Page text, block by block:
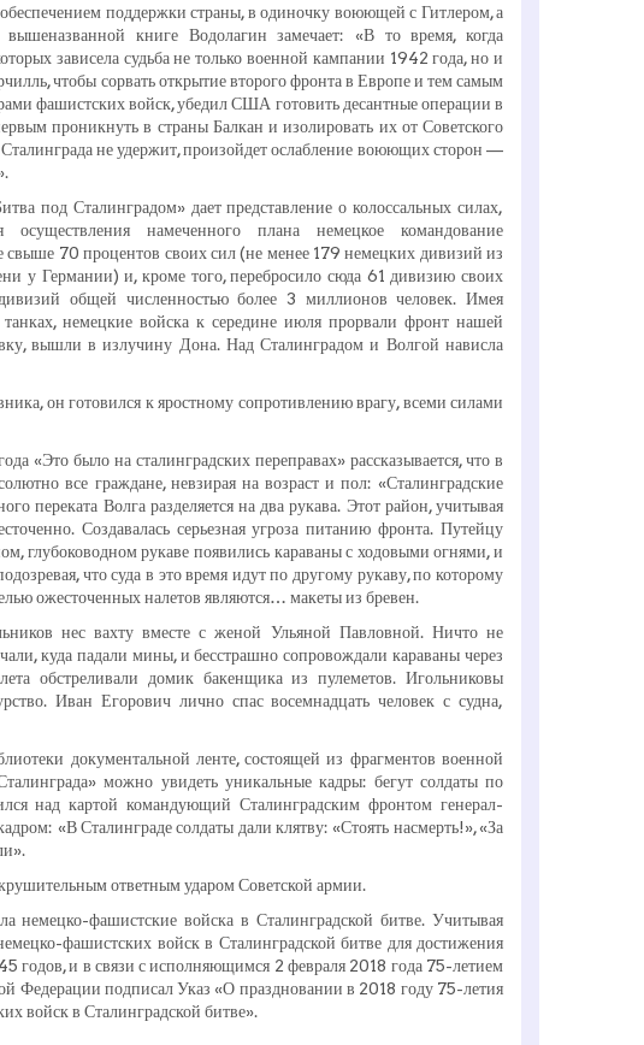
поддержки страны, в одиночку воюющей с Гитлером, а
книге Водолагин замечает: «В то время, когда
зависела судьба не только военной кампании 1942 года, но и
чтобы сорвать открытие второго фронта в Европе и тем самым
фашистских войск, убедил США готовить десантные операции в
проникнуть в страны Балкан и изолировать их от Советского
не удержит, произойдет ослабление воюющих сторон —
под Сталинградом» дает представление о колоссальных силах,
намеченного плана немецкое командование
свыше 70 процентов своих сил (не менее 179 немецких дивизий из
у Германии) и, кроме того, перебросило сюда 61 дивизию своих
общей численностью более 3 миллионов человек. Имея
немецкие войска к середине июля прорвали фронт нашей
вышли в излучину Дона. Над Сталинградом и Волгой нависла
он готовился к яростному сопротивлению врагу, всеми силами
«Это было на сталинградских переправах» рассказывается, что в
все граждане, невзирая на возраст и пол: «Сталинградские
переката Волга разделяется на два рукава. Этот район, учитывая
Создавалась серьезная угроза питанию фронта. Путейцу
глубоководном рукаве появились караваны с ходовыми огнями, и
что суда в это время идут по другому рукаву, по которому
ожесточенных налетов являются… макеты из бревен.
нес вахту вместе с женой Ульяной Павловной. Ничто не
куда падали мины, и бесстрашно сопровождали караваны через
обстреливали домик бакенщика из пулеметов. Игольниковы
Иван Егорович лично спас восемнадцать человек с судна,
документальной ленте, состоящей из фрагментов военной
можно увидеть уникальные кадры: бегут солдаты по
над картой командующий Сталинградским фронтом генерал-
«В Сталинграде солдаты дали клятву: «Стоять насмерть!», «За
ответным ударом Советской армии.
немецко-фашистские войска в Сталинградской битве. Учитывая
фашистских войск в Сталинградской битве для достижения
годов, и в связи с исполняющимся 2 февраля 2018 года 75-летием
Федерации подписал Указ «О праздновании в 2018 году 75-летия
войск в Сталинградской битве».